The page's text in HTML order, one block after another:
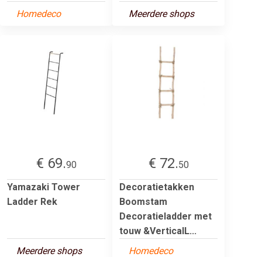
Homedeco
Meerdere shops
€ 69.90
Yamazaki Tower
Ladder Rek
Meerdere shops
€ 72.50
Decoratietakken
Boomstam
Decoratieladder met
touw &VerticalL...
Homedeco